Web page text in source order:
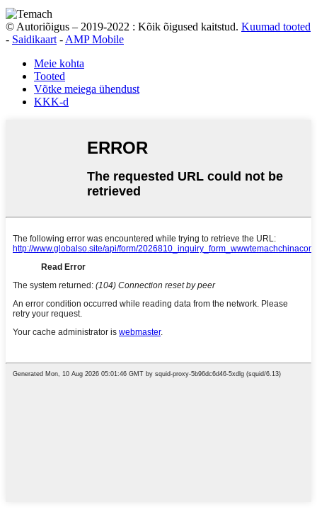
© Autoriõigus – 2019-2022 : Kõik õigused kaitstud. Kuumad tooted
- Saidikaart - AMP Mobile
Meie kohta
Tooted
Võtke meiega ühendust
KKK-d